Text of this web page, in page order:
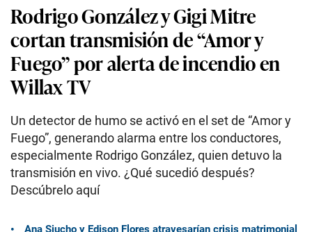
Rodrigo González y Gigi Mitre
cortan transmisión de “Amor y
Fuego” por alerta de incendio en
Willax TV
Un detector de humo se activó en el set de “Amor y
Fuego”, generando alarma entre los conductores,
especialmente Rodrigo González, quien detuvo la
transmisión en vivo. ¿Qué sucedió después?
Descúbrelo aquí
Ana Siucho y Edison Flores atravesarían crisis matrimonial